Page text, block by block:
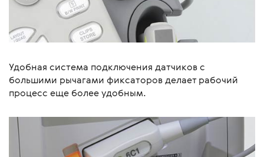
Удобная система подключения датчиков с
большими рычагами фиксаторов делает рабочий
процесс еще более удобным.